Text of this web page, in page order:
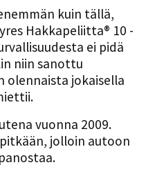
kuin tällä,
Hakkapeliitta® 10 -
ei pidä
niin sanottu
olennaista jokaisella
vuonna 2009.
jolloin autoon